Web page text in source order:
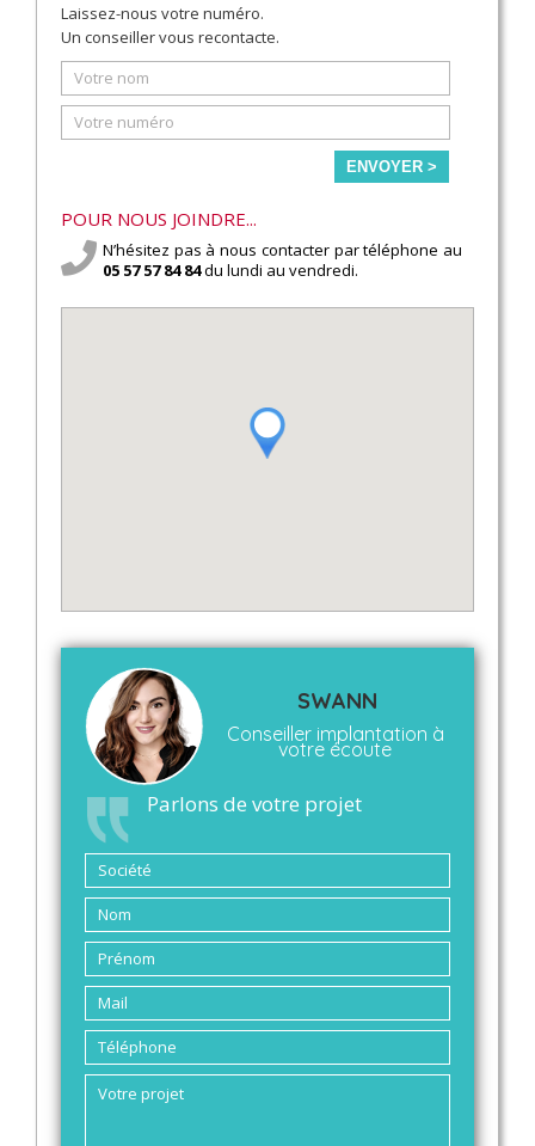
Laissez-nous votre numéro.
Un conseiller vous recontacte.
ENVOYER >
POUR NOUS JOINDRE...
N’hésitez pas à nous contacter par téléphone au
05 57 57 84 84du lundi au vendredi.
SWANN
Conseiller implantation à
votre écoute
Parlons de votre projet